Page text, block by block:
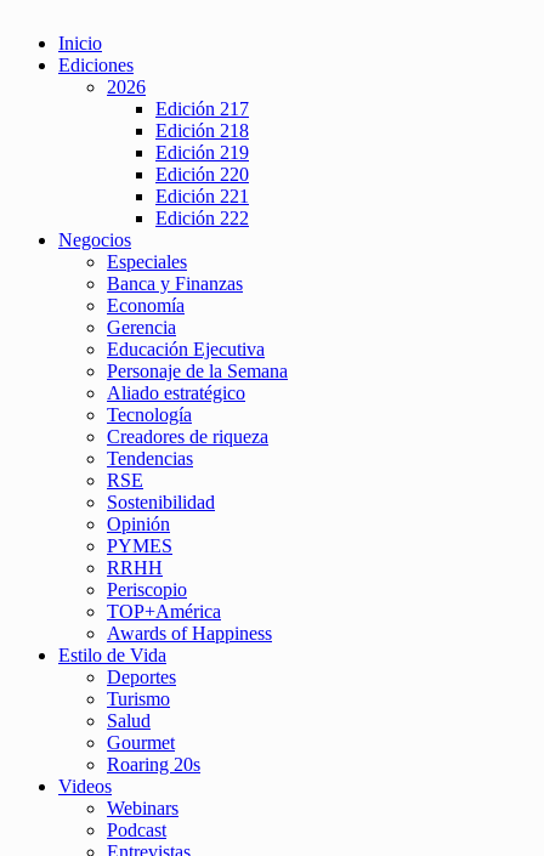
Inicio
Ediciones
2026
Edición 217
Edición 218
Edición 219
Edición 220
Edición 221
Edición 222
Negocios
Especiales
Banca y Finanzas
Economía
Gerencia
Educación Ejecutiva
Personaje de la Semana
Aliado estratégico
Tecnología
Creadores de riqueza
Tendencias
RSE
Sostenibilidad
Opinión
PYMES
RRHH
Periscopio
TOP+América
Awards of Happiness
Estilo de Vida
Deportes
Turismo
Salud
Gourmet
Roaring 20s
Videos
Webinars
Podcast
Entrevistas